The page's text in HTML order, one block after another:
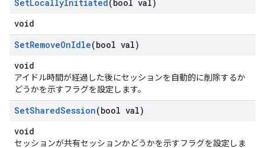
SetLocallyInitiated (bool val)
void
SetRemoveOnIdle(bool val)
void
アイドル時間が経過した後にセッションを自動的に削除するか
どうかを示すフラグを設定します。
SetSharedSession(bool val)
void
セッションが共有セッションかどうかを示すフラグを設定しま